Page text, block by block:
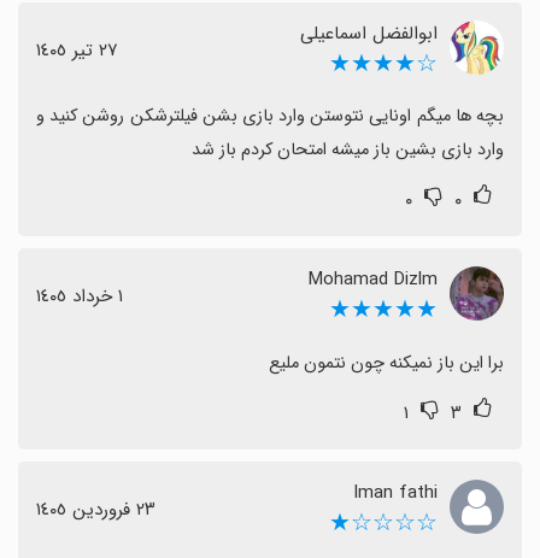
ابوالفضل اسماعیلی
☆★★★★ ٢٧ تیر ١٤٠٥
وارد بازی بشین باز میشه امتحان کردم باز شد
۰ ۰
Mohamad Dizlm
★★★★★ ١ خرداد ١٤٠٥
برا این باز نمیکنه چون نتمون ملیع
۳ ۱
Iman fathi
☆☆☆☆★ ٢٣ فروردین ١٤٠٥